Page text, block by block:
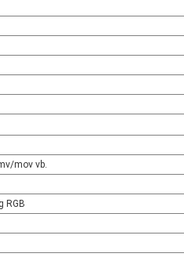
mov vb.
RGB